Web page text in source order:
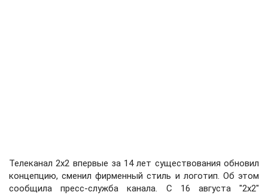
Телеканал 2х2 впервые за 14 лет существования обновил
концепцию, сменил фирменный стиль и логотип. Об этом
сообщила пресс-служба канала. С 16 августа "2х2"